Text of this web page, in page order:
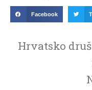
Facebook
Hrvatsko